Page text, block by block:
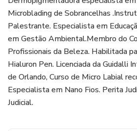
Microblading de Sobrancelhas
Palestrante. Especialista em
em Gestão Ambiental.Membro do
Profissionais da Beleza. Habilitada
Hialuron Pen. Licenciada da Guidalli
de Orlando, Curso de Micro Labial
Especialista em Nano Fios. Perita
Judicial.